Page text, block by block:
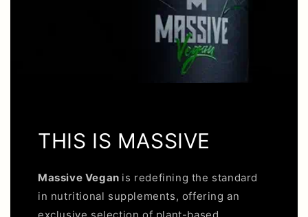
THIS IS MASSIVE
Massive Vegan is redefining the standard
in nutritional supplements, offering an